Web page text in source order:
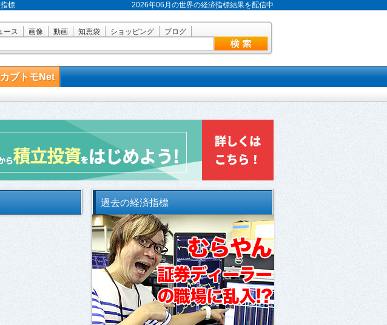
標 2026年06月の世界の経済指標結果を配信中
ース 画像 動画 知恵袋 ショッピング ブログ
カブトモNet
過去の経済指標